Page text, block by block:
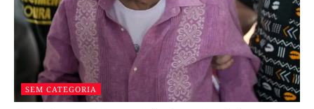
SEM CATEGORIA